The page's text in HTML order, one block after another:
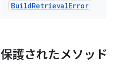
BuildRetrievalError
保護されたメソッド